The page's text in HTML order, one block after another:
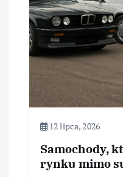
12 lipca, 2026
Samochody,
rynku mimo